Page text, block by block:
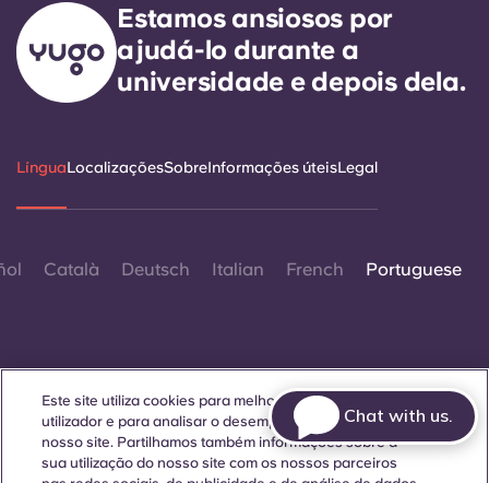
Estamos ansiosos por
ajudá-lo durante a
universidade e depois dela.
LínguaLocalizaçõesSobreInformações úteisLegal
Català Deutsch Italian French Portuguese
Contactar-nos
Este site utiliza cookies para melhorar a experiência do
utilizador e para analisar o desempenho e o tráfego no
nosso site. Partilhamos também informações sobre a
sua utilização do nosso site com os nossos parceiros
Chat with us.